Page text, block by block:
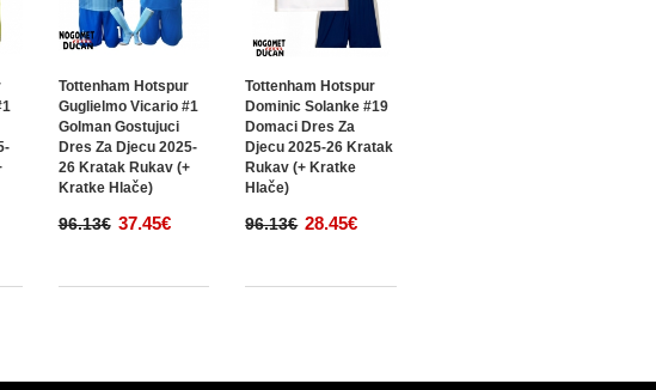
Tottenham Hotspur
Guglielmo Vicario #1
Golman Gostujuci
Dres Za Djecu 2025-
26 Kratak Rukav (+
Kratke Hlače)
96.13€ 37.45€
Tottenham Hotspur
Dominic Solanke #19
Domaci Dres Za
Djecu 2025-26 Kratak
Rukav (+ Kratke
Hlače)
96.13€ 28.45€